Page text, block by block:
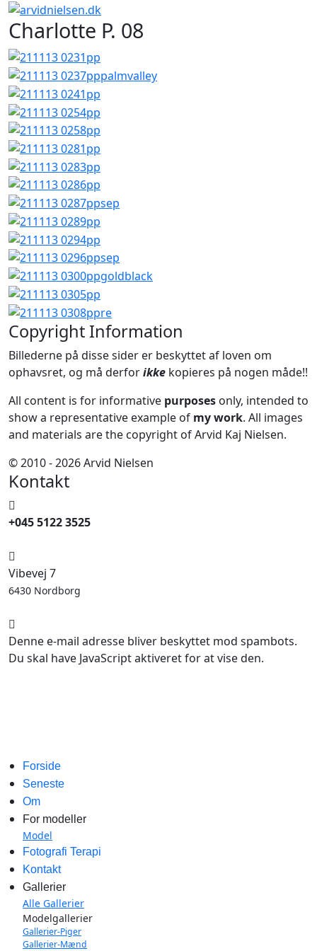
Charlotte P. 08
Copyright Information
Billederne på disse sider er beskyttet af loven om
ophavsret, og må derforikke kopieres på nogen måde!!
All content is for informative purposes only, intended to
show a representative example of my work. All images
and materials are the copyright of Arvid Kaj Nielsen.
© 2010 - 2026 Arvid Nielsen
Kontakt
+045 5122 3525
Vibevej 7
6430 Nordborg
Denne e-mail adresse bliver beskyttet mod spambots.
Du skal have JavaScript aktiveret for at vise den.
Forside
Seneste
Om
For modeller
Model
Fotografi Terapi
Kontakt
Gallerier
Alle Gallerier
Modelgallerier
Gallerier-Piger
Gallerier-Mænd